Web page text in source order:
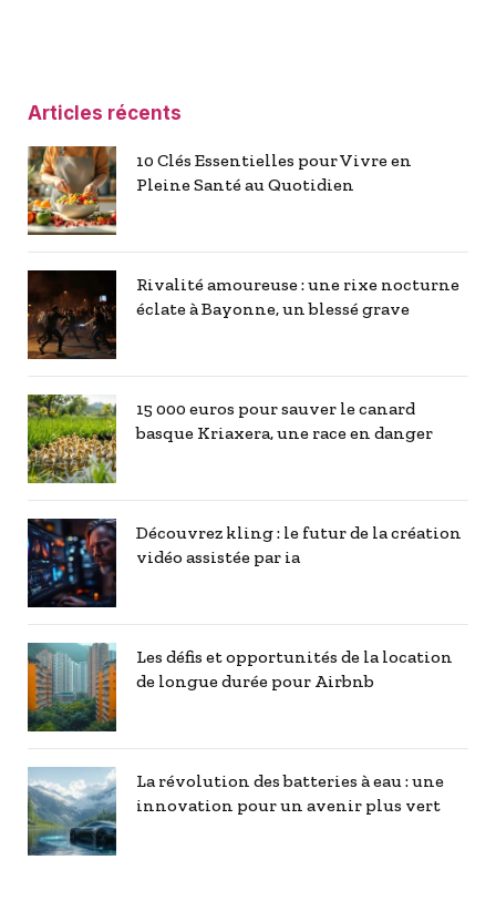
Articles récents
10 Clés Essentielles pour Vivre en
Pleine Santé au Quotidien
Rivalité amoureuse : une rixe nocturne
éclate à Bayonne, un blessé grave
15 000 euros pour sauver le canard
basque Kriaxera, une race en danger
Découvrez kling : le futur de la création
vidéo assistée par ia
Les défis et opportunités de la location
de longue durée pour Airbnb
La révolution des batteries à eau : une
innovation pour un avenir plus vert